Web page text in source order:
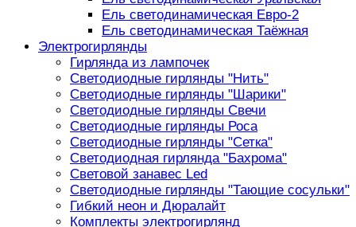
Ель светодинамическая Евро-2
Ель светодинамическая Таёжная
Электрогирлянды
Гирлянда из лампочек
Светодиодные гирлянды "Нить"
Светодиодные гирлянды "Шарики"
Светодиодные гирлянды Свечи
Светодиодные гирлянды Роса
Светодиодные гирлянды "Сетка"
Светодиодная гирлянда "Бахрома"
Световой занавес Led
Светодиодные гирлянды "Тающие сосульки"
Гибкий неон и Дюралайт
Комплекты электрогирлянд